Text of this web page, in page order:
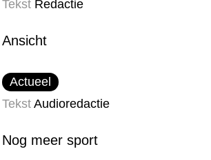
Tekst Redactie
Ansicht
Actueel
Tekst Audioredactie
Nog meer sport